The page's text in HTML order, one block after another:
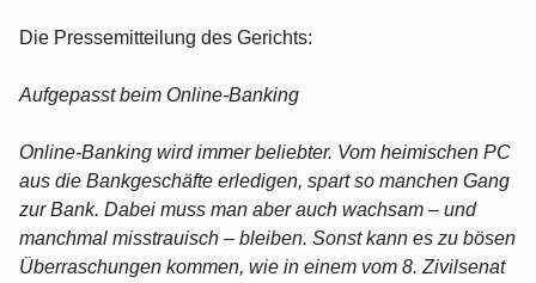
Die Pressemitteilung des Gerichts:
Aufgepasst beim Online-Banking
Online-Banking wird immer beliebter. Vom heimischen PC
aus die Bankgeschäfte erledigen, spart so manchen Gang
zur Bank. Dabei muss man aber auch wachsam – und
manchmal misstrauisch – bleiben. Sonst kann es zu bösen
Überraschungen kommen, wie in einem vom 8. Zivilsenat